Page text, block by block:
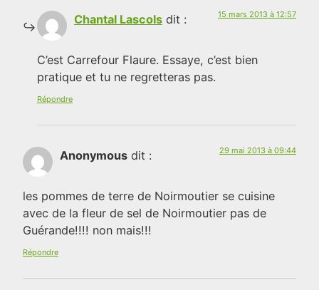
Chantal Lascols dit : 15 mars 2013 à 12:57
C’est Carrefour Flaure. Essaye, c’est bien
pratique et tu ne regretteras pas.
Répondre
Anonymous dit : 29 mai 2013 à 09:44
les pommes de terre de Noirmoutier se cuisine
avec de la fleur de sel de Noirmoutier pas de
Guérande!!!! non mais!!!
Répondre